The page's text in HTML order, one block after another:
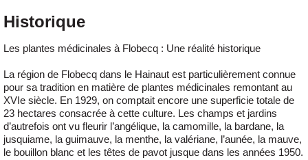
Historique
Les plantes médicinales à Flobecq : Une réalité historique
La région de Flobecq dans le Hainaut est particulièrement connue
pour sa tradition en matière de plantes médicinales remontant au
XVIe siècle. En 1929, on comptait encore une superficie totale de
23 hectares consacrée à cette culture. Les champs et jardins
d’autrefois ont vu fleurir l’angélique, la camomille, la bardane, la
jusquiame, la guimauve, la menthe, la valériane, l’aunée, la mauve,
le bouillon blanc et les têtes de pavot jusque dans les années 1950.